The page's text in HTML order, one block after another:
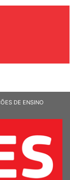
DE ENSINO